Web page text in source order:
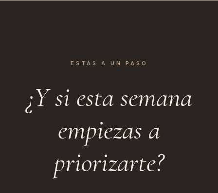
ESTÁS A UN PASO
¿Y si esta semana
empiezas a
priorizarte?